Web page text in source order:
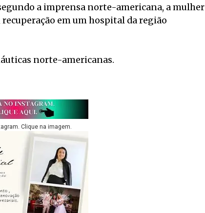
a imprensa norte-americana, a mulher
em um hospital da região
norte-americanas.
Clique na imagem.